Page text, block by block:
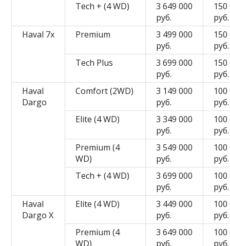
Tech + (4 WD)
3 649 000
руб.
руб.
Haval 7x
Premium
3 499 000
руб.
руб.
Tech Plus
3 699 000
руб.
руб.
Haval
Dargo
Comfort (2WD)
3 149 000
руб.
руб.
Elite (4 WD)
3 349 000
руб.
руб.
Premium (4
WD)
3 549 000
руб.
руб.
Tech + (4 WD)
3 699 000
руб.
руб.
Haval
Dargo X
Elite (4 WD)
3 449 000
руб.
руб.
Premium (4
WD)
3 649 000
руб.
руб.